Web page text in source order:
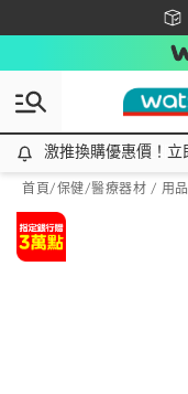
激推換購優惠價！立即
激推換購優惠價！立
首頁/保健/醫療器材 / 用